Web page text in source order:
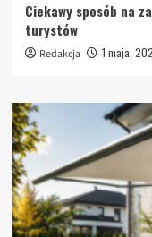
Ciekawy sposób na
turystów
Redakcja 1 maja,